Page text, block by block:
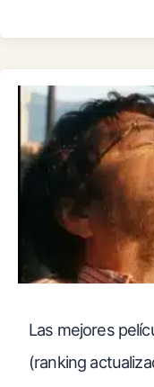
Las mejores
(ranking